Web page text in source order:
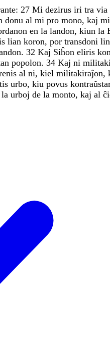
: 27 Mi dezirus iri tra via
donu al mi pro mono, kaj mi
en la landon, kiun la
lian koron, por transdoni lin
. 32 Kaj Siĥon eliris
popolon. 34 Kaj ni
al ni, kiel militakiraĵon,
urbo, kiu povus
la urboj de la monto, kaj al